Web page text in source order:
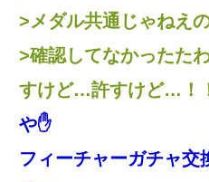
>メダル共通じゃねえ
>確認してなかったた
すけど…許すけど…！
や✋
フィーチャーガチャ交